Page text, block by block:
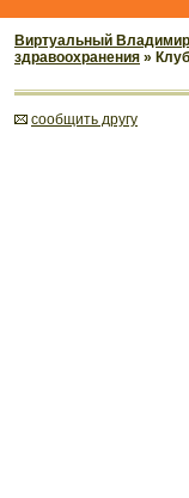
Виртуальный Владимир
здравоохранения »
cообщить другу